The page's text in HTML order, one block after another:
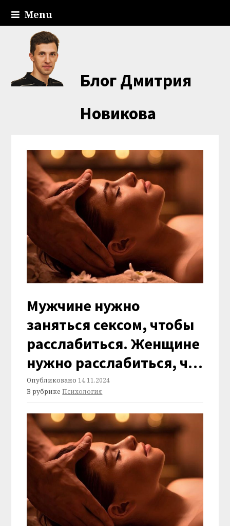
Menu
Блог Дмитрия
Новикова
Мужчине нужно
заняться сексом, чтобы
расслабиться. Женщине
нужно расслабиться, ч…
Опубликовано 14.11.2024
В рубрикеПсихология